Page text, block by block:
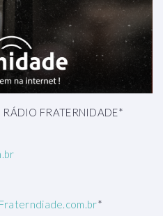
FRATERNIDADE*
*